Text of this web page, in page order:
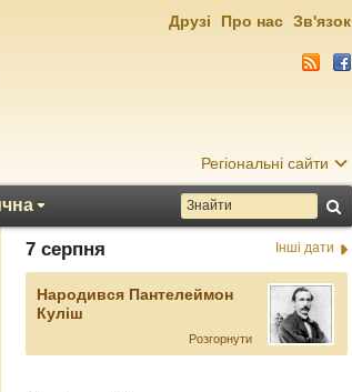
Регіональні сайти
Друзі Про нас Зв'язок
7 серпня Інші дати
Народився Пантелеймон
Куліш
Розгорнути